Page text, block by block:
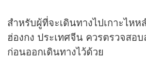
สำหรับผู้ที่จะเดินทางไปเกาะไหห
ฮ่องกง ประเทศจีน ควรตรวจสอ
ก่อนออกเดินทางไว้ด้วย